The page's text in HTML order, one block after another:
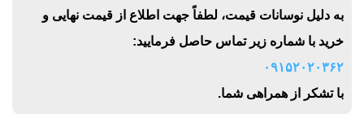
به دلیل نوسانات قیمت، لطفاً جهت اطلاع از قیمت نهایی و
خرید با شماره زیر تماس حاصل فرمایید:
۰۹۱۵۲۰۲۰۳۶۲
با تشکر از همراهی شما.